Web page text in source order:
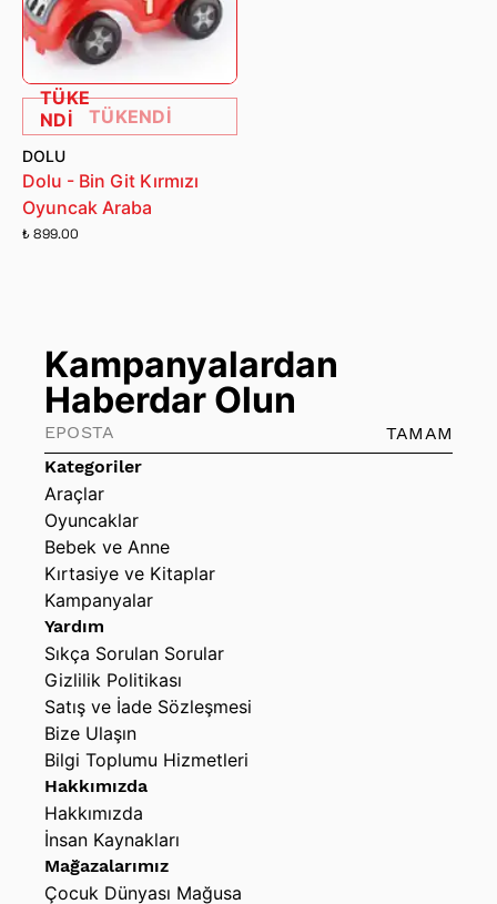
TÜKE
NDİ
TÜKENDİ
DOLU
Dolu - Bin Git Kırmızı
Oyuncak Araba
₺ 899.00
Kategoriler
Araçlar
Oyuncaklar
Bebek ve Anne
Kırtasiye ve Kitaplar
Kampanyalar
Yardım
Sıkça Sorulan Sorular
Gizlilik Politikası
Satış ve İade Sözleşmesi
Bize Ulaşın
Bilgi Toplumu Hizmetleri
Hakkımızda
Hakkımızda
İnsan Kaynakları
Mağazalarımız
Çocuk Dünyası Mağusa
Kampanyalardan
Haberdar Olun
TAMAM